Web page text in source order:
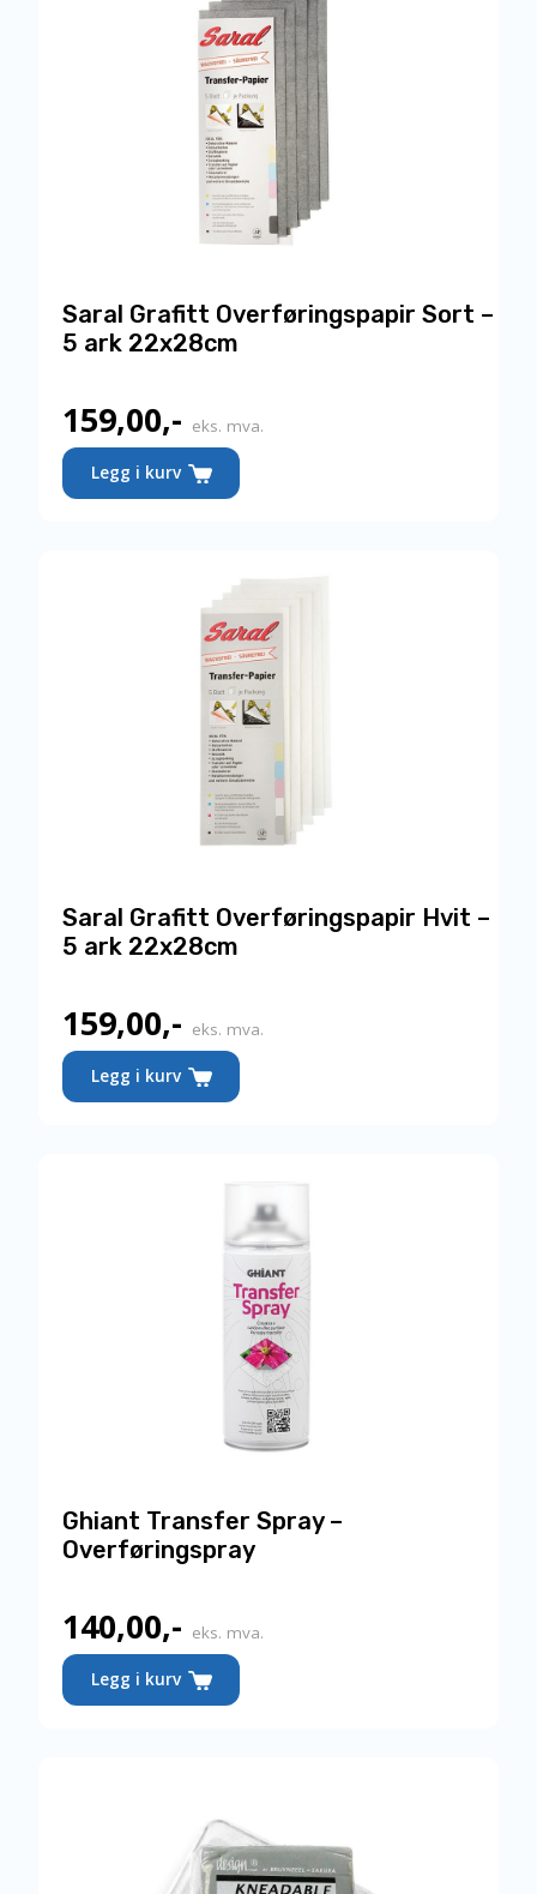
Saral Grafitt Overføringspapir Sort –
5 ark 22x28cm
159,00,- eks. mva.
Legg i kurv
Saral Grafitt Overføringspapir Hvit –
5 ark 22x28cm
159,00,- eks. mva.
Legg i kurv
Ghiant Transfer Spray –
Overføringspray
140,00,- eks. mva.
Legg i kurv